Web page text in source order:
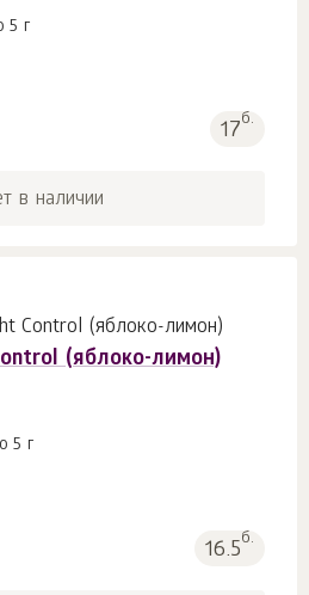
5 г
17б.
в наличии
(яблоко-лимон)
5 г
16.5б.